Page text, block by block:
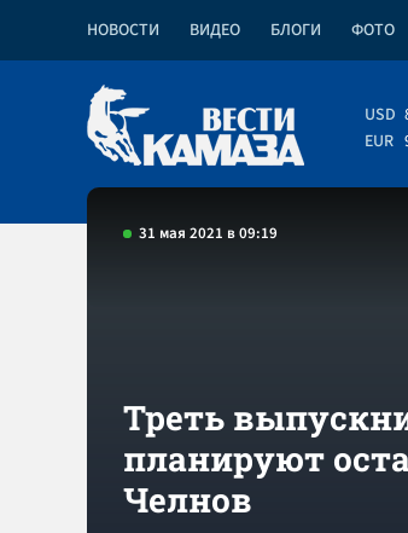
НОВОСТИ ВИДЕО БЛОГИ ФОТО
USD
EUR
31 мая 2021 в 09:19
Треть
планируют
Челнов